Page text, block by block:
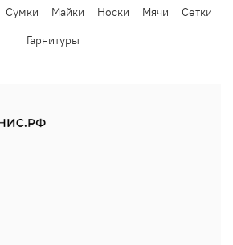
Сумки Майки Носки Мячи
Сетки
Гарнитуры